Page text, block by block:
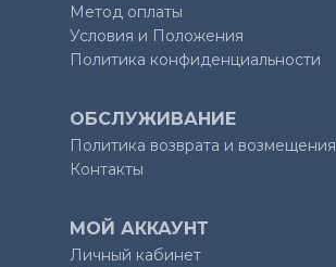
Метод оплаты
Условия и Положения
Политика конфиденциальности
ОБСЛУЖИВАНИЕ
Политика возврата и возмещения
Контакты
МОЙ АККАУНТ
Личный кабинет